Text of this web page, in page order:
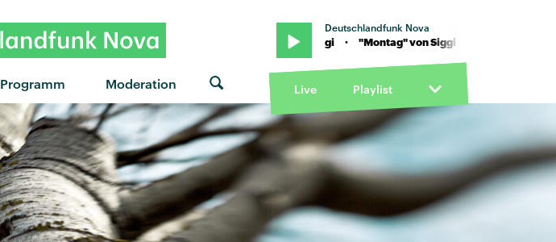
Programm Moderation
Deutschlandfunk Nova
"Montag" von Siggi · "Montag" von Siggi · "Montag" von Siggi
Live Playlist